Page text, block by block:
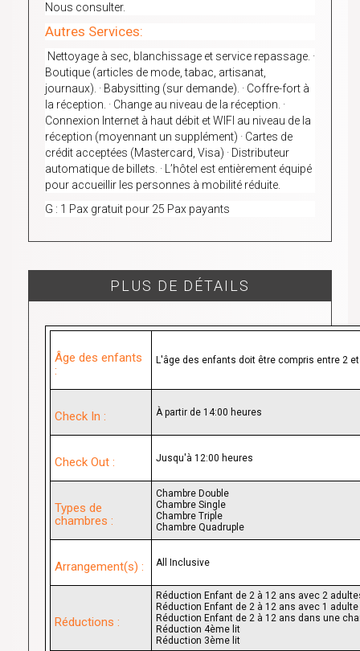
Nous consulter.
Autres Services:
Nettoyage à sec, blanchissage et service repassage. ·
Boutique (articles de mode, tabac, artisanat,
journaux). · Babysitting (sur demande). · Coffre-fort à
la réception. · Change au niveau de la réception. ·
Connexion Internet à haut débit et WIFI au niveau de la
réception (moyennant un supplément) · Cartes de
crédit acceptées (Mastercard, Visa) · Distributeur
automatique de billets. · L’hôtel est entièrement équipé
pour accueillir les personnes à mobilité réduite.
G : 1 Pax gratuit pour 25 Pax payants
PLUS DE DÉTAILS
Âge des enfants
:
L'âge des enfants doit être compris entre 2 et
Check In : À partir de 14:00 heures
Check Out : Jusqu'à 12:00 heures
Types de
chambres :
Chambre Double
Chambre Single
Chambre Triple
Chambre Quadruple
Arrangement(s) : All Inclusive
Réductions :
Réduction Enfant de 2 à 12 ans avec 2
Réduction Enfant de 2 à 12 ans avec 1
Réduction Enfant de 2 à 12 ans dans une
Réduction 4ème lit
Réduction 3ème lit